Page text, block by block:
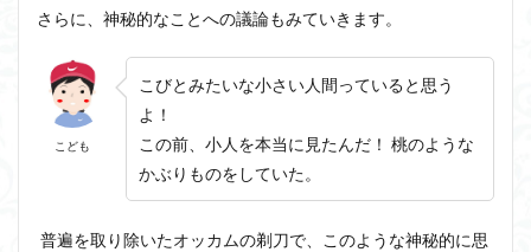
さらに、神秘的なことへの議論もみていきます。
こども
こびとみたいな小さい人間っていると思う
よ！
この前、小人を本当に見たんだ！ 桃のような
かぶりものをしていた。
普遍を取り除いたオッカムの剃刀で、このような神秘的に思